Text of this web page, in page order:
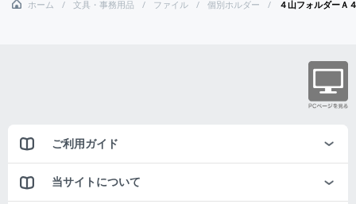
ホーム 文具・事務用品 ファイル 個別ホルダー ４山フォルダー
ご利用ガイド
当サイトについて